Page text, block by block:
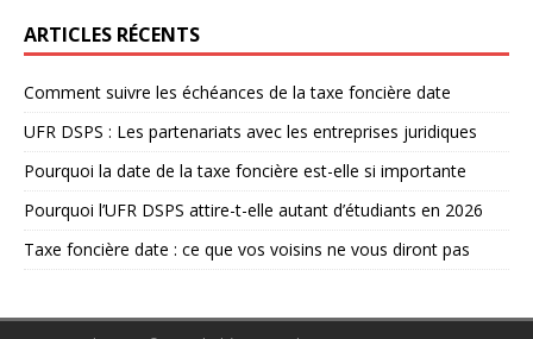
ARTICLES RÉCENTS
Comment suivre les échéances de la taxe foncière date
UFR DSPS : Les partenariats avec les entreprises juridiques
Pourquoi la date de la taxe foncière est-elle si importante
Pourquoi l’UFR DSPS attire-t-elle autant d’étudiants en 2026
Taxe foncière date : ce que vos voisins ne vous diront pas